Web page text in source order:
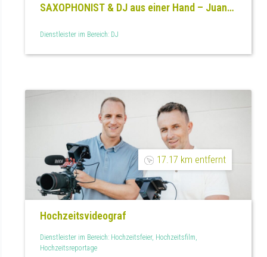
SAXOPHONIST & DJ aus einer Hand – Juan
Dienstleister im Bereich: DJ
17.17 km entfernt
Hochzeitsvideograf
Dienstleister im Bereich: Hochzeitsfeier, Hochzeitsfilm,
Hochzeitsreportage